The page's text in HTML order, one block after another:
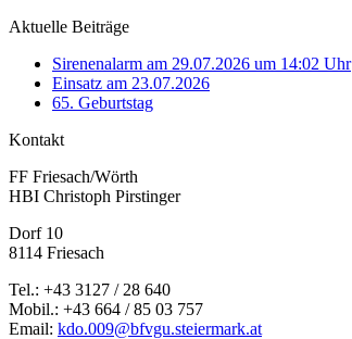
Aktuelle Beiträge
Sirenenalarm am 29.07.2026 um 14:02 Uhr
Einsatz am 23.07.2026
65. Geburtstag
Kontakt
FF Friesach/Wörth
HBI Christoph Pirstinger
Dorf 10
8114 Friesach
Tel.: +43 3127 / 28 640
Mobil.: +43 664 / 85 03 757
Email: kdo.009@bfvgu.steiermark.at